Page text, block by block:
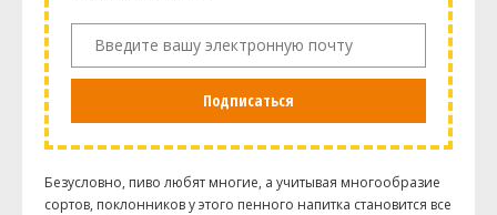
Подписаться
Безусловно, пиво любят многие, а учитывая многообразие
сортов, поклонников у этого пенного напитка становится все